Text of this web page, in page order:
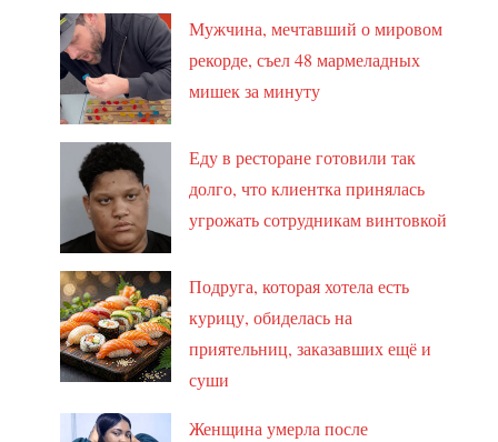
Мужчина, мечтавший о мировом
рекорде, съел 48 мармеладных
мишек за минуту
Еду в ресторане готовили так
долго, что клиентка принялась
угрожать сотрудникам винтовкой
Подруга, которая хотела есть
курицу, обиделась на
приятельниц, заказавших ещё и
суши
Женщина умерла после